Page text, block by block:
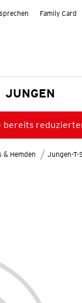
Family Card
JUNGEN
bereits
Hemden Jungen-T-